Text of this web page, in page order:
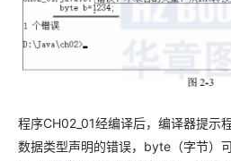
程序CH02_01经编译后，编译器提示
数据类型声明的错误，byte（字节）